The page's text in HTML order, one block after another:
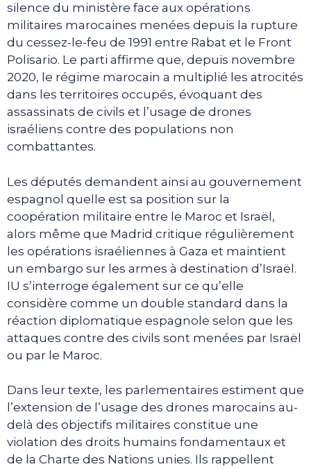
silence du ministère face aux opérations
militaires marocaines menées depuis la rupture
du cessez-le-feu de 1991 entre Rabat et le Front
Polisario. Le parti affirme que, depuis novembre
2020, le régime marocain a multiplié les atrocités
dans les territoires occupés, évoquant des
assassinats de civils et l’usage de drones
israéliens contre des populations non
combattantes.
Les députés demandent ainsi au gouvernement
espagnol quelle est sa position sur la
coopération militaire entre le Maroc et Israël,
alors même que Madrid critique régulièrement
les opérations israéliennes à Gaza et maintient
un embargo sur les armes à destination d’Israël.
IU s’interroge également sur ce qu’elle
considère comme un double standard dans la
réaction diplomatique espagnole selon que les
attaques contre des civils sont menées par Israël
ou par le Maroc.
Dans leur texte, les parlementaires estiment que
l’extension de l’usage des drones marocains au-
delà des objectifs militaires constitue une
violation des droits humains fondamentaux et
de la Charte des Nations unies. Ils rappellent